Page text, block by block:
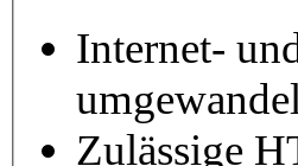
Internet-
Zulässige